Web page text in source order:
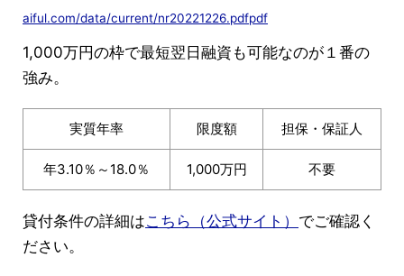
aiful.com/data/current/nr20221226.pdfpdf
1,000万円の枠で最短翌日融資も可能なのが１番の
強み。
実質年率 限度額 担保・保証人
年3.10％～18.0％ 1,000万円 不要
貸付条件の詳細はこちら（公式サイト） でご確認く
ださい。